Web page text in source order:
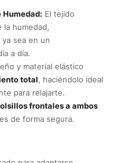
Humedad: El tejido
la humedad,
sea en un
a día.
y material elástico
total, haciéndolo ideal
para relajarte.
frontales a ambos
de forma segura.